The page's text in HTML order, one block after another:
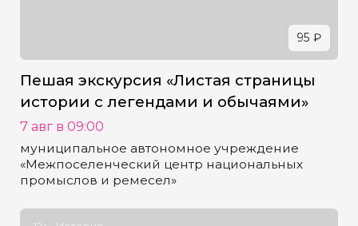
95 ₽
Пешая экскурсия «Листая страницы
истории с легендами и обычаями»
7 авг в 09:00
муниципальное автономное учреждение
«Межпоселенческий центр национальных
промыслов и ремесел»